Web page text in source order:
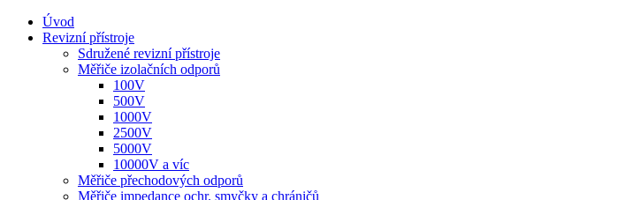
Úvod
Revizní přístroje
Sdružené revizní přístroje
Měřiče izolačních odporů
100V
500V
1000V
2500V
5000V
10000V a víc
Měřiče přechodových odporů
Měřiče impedance ochr. smyčky a chráničů